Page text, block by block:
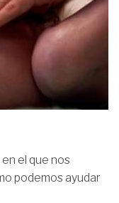
el que nos
podemos ayudar